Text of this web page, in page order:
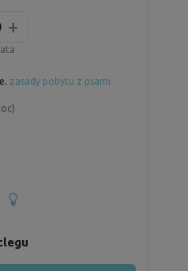
+
zasady pobytu z psami